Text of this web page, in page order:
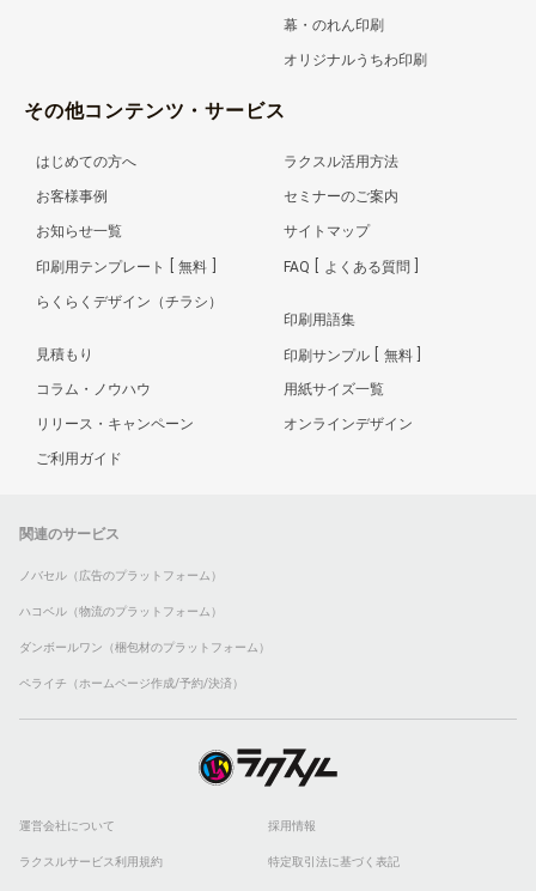
幕・のれん印刷
オリジナルうちわ印刷
その他コンテンツ・サービス
はじめての方へ
お客様事例
お知らせ一覧
印刷用テンプレート 無料
らくらくデザイン（チラシ）
見積もり
コラム・ノウハウ
リリース・キャンペーン
ご利用ガイド
ラクスル活用方法
セミナーのご案内
サイトマップ
FAQ よくある質問
印刷用語集
印刷サンプル 無料
用紙サイズ一覧
オンラインデザイン
関連のサービス
ノバセル（広告のプラットフォーム）
ハコベル（物流のプラットフォーム）
ダンボールワン（梱包材のプラットフォーム）
ペライチ（ホームページ作成/予約/決済）
運営会社について 採用情報
ラクスルサービス利用規約 特定取引法に基づく表記